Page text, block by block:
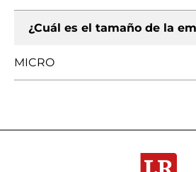
¿Cuál es el tamaño de la
MICRO